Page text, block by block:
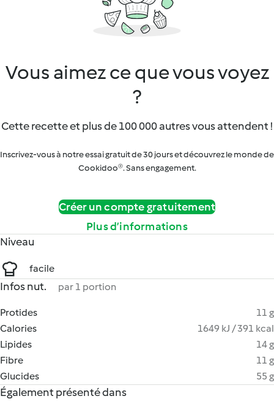
Vous aimez ce que vous voyez
?
Cette recette et plus de 100 000 autres vous attendent !
Inscrivez-vous à notre essai gratuit de 30 jours et découvrez le monde de
Cookidoo®. Sans engagement.
Créer un compte gratuitement
Plus d’informations
Niveau
facile
Infos nut. par 1 portion
Protides
11 g
Calories
1649 kJ / 391 kcal
Lipides
14 g
Fibre
11 g
Glucides
55 g
Également présenté dans